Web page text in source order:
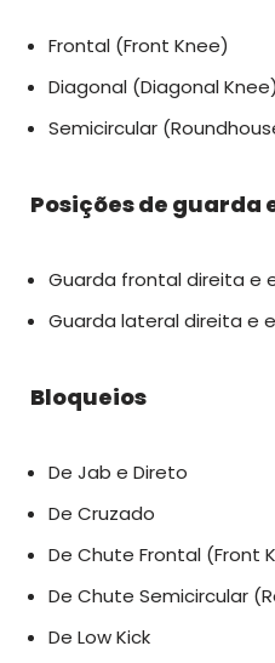
Frontal (Front Knee)
Diagonal (Diagonal Knee)
Semicircular
Posições de guarda
Guarda frontal direita e
Guarda lateral direita e
Bloqueios
De Jab e Direto
De Cruzado
De Chute Frontal (Front
De Chute Semicircular
De Low Kick